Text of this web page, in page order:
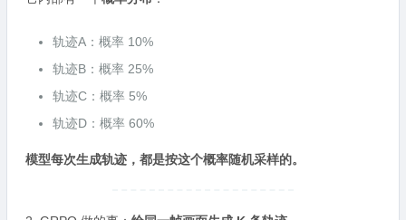
轨迹A：概率 10%
轨迹B：概率 25%
轨迹C：概率 5%
轨迹D：概率 60%
模型每次生成轨迹，都是按这个概率随机采样的。